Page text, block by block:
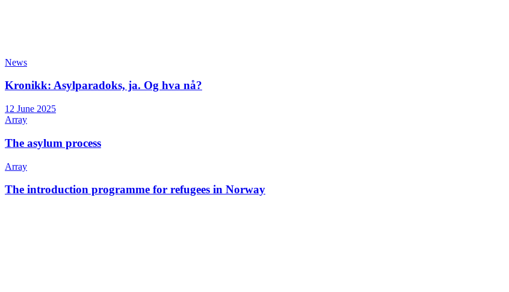
News
Kronikk: Asylparadoks, ja. Og hva nå?
12 June 2025
Array
The asylum process
Array
The introduction programme for refugees in Norway